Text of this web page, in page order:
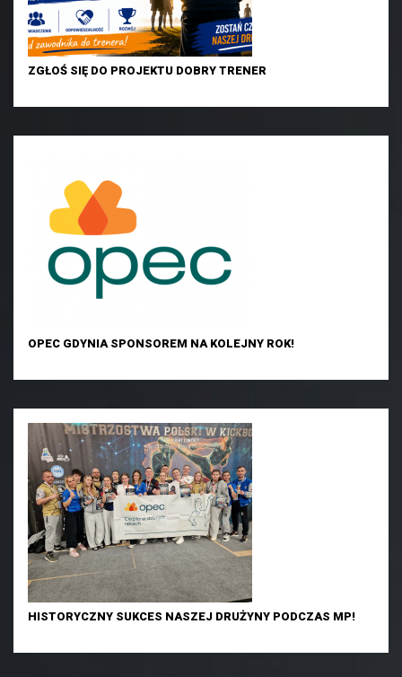
ZGŁOŚ SIĘ DO PROJEKTU DOBRY TRENER
OPEC GDYNIA SPONSOREM NA KOLEJNY ROK!
HISTORYCZNY SUKCES NASZEJ DRUŻYNY PODCZAS MP!